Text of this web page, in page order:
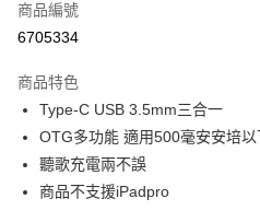
超商取貨付款
Apple Pay
街口支付
悠遊付
商品編號
6705334
商品特色
Type-C USB 3.5mm三合一
OTG多功能 適用500毫安安培
聽歌充電兩不誤
商品不支援iPadpro